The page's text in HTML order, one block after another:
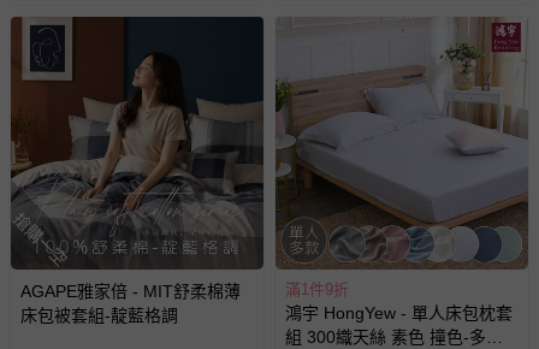
搶購一空
AGAPE雅家倍 - MIT舒柔棉薄
床包被套組-靛藍格調
滿1件9折
鴻宇 HongYew - 單人床包枕套
組 300織天絲 素色 撞色-多款